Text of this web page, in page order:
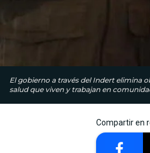
El gobierno a través del Indert elimina
salud que viven y trabajan en
Compartir en